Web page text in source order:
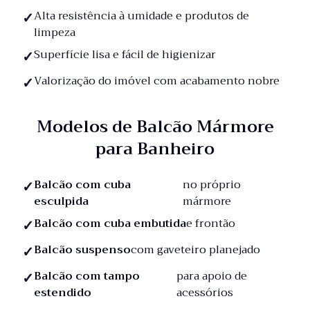
Alta resistência à umidade e produtos de
limpeza
Superfície lisa e fácil de higienizar
Valorização do imóvel com acabamento nobre
Modelos de Balcão Mármore
para Banheiro
Balcão com cuba
esculpida
no próprio
mármore
Balcão com cuba embutidae frontão
Balcão suspensocom gaveteiro planejado
Balcão com tampo
estendido
para apoio de
acessórios